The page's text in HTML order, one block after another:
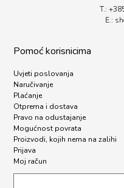
T.:
E.:
Pomoć korisnicima
Uvjeti poslovanja
Naručivanje
Plaćanje
Otprema i dostava
Pravo na odustajanje
Mogućnost povrata
Proizvodi, kojih nema na zalihi
Prijava
Moj račun